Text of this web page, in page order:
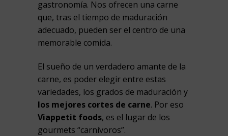
gastronomía. Nos ofrecen una carne
que, tras el tiempo de maduración
adecuado, pueden ser el centro de una
memorable comida.
El sueño de un verdadero amante de la
carne, es poder elegir entre estas
variedades, los grados de maduración y
los mejores cortes de carne. Por eso
Viappetit foods, es el lugar de los
gourmets “carnívoros”.